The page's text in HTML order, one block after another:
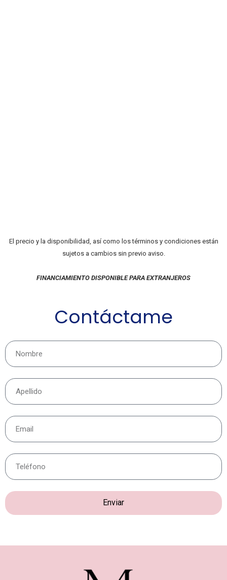
El precio y la disponibilidad, así como los términos y condiciones están
sujetos a cambios sin previo aviso.
FINANCIAMIENTO DISPONIBLE PARA EXTRANJEROS
Contáctame
Enviar